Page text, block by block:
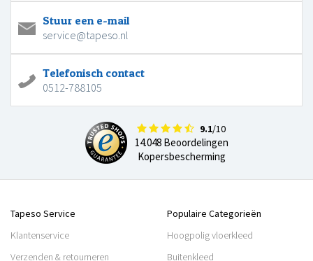
Stuur een e-mail
service@tapeso.nl
Telefonisch contact
0512-788105
9.1/10
14.048 Beoordelingen
Kopersbescherming
Tapeso Service
Klantenservice
Verzenden & retourneren
Populaire Categorieën
Hoogpolig vloerkleed
Buitenkleed